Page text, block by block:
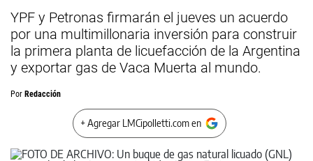
YPF y Petronas firmarán el jueves un acuerdo
por una multimillonaria inversión para construir
la primera planta de licuefacción de la Argentina
y exportar gas de Vaca Muerta al mundo.
Por Redacción
+ Agregar LMCipolletti.com en